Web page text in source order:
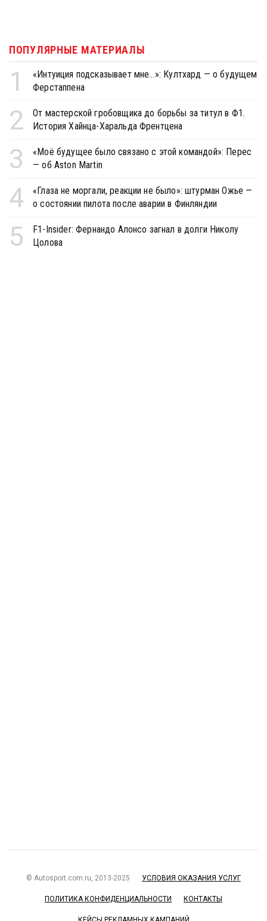
ПОПУЛЯРНЫЕ МАТЕРИАЛЫ
1
«Интуиция подсказывает мне...»: Култхард — о будущем
Ферстаппена
2
От мастерской гробовщика до борьбы за титул в Ф1.
История Хайнца-Харальда Френтцена
3
«Моё будущее было связано с этой командой»: Перес
— об Aston Martin
4
«Глаза не моргали, реакции не было»: штурман Ожье —
о состоянии пилота после аварии в Финляндии
5
F1-Insider: Фернандо Алонсо загнал в долги Николу
Цолова
© Autosport.com.ru, 2013-2025 УСЛОВИЯ ОКАЗАНИЯ УСЛУГ
ПОЛИТИКА КОНФИДЕНЦИАЛЬНОСТИ КОНТАКТЫ